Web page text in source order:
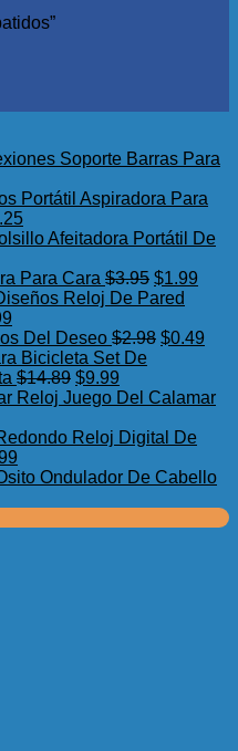
Soporte Barras Para
Aspiradora Para
El
precio
es:
$2.25.
Afeitadora Portátil De
Para Cara $3.95 El
precio
era:
$1.99
es:
Reloj De Pared
precio
actual
es:
$2.99.
Del Deseo $2.98 El
era:
$0.49
es:
Set De
$14.89 El
precio
era:
$9.99
precio
es:
Reloj Juego Del Calamar
Reloj Digital De
precioOndulador De Cabello